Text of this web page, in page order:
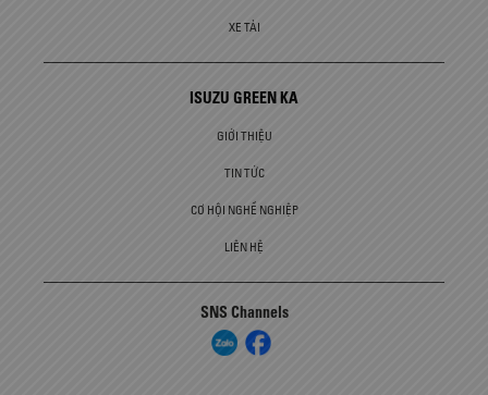
XE TẢI
ISUZU GREEN KA
GIỚI THIỆU
TIN TỨC
CƠ HỘI NGHỀ NGHIỆP
LIÊN HỆ
SNS Channels